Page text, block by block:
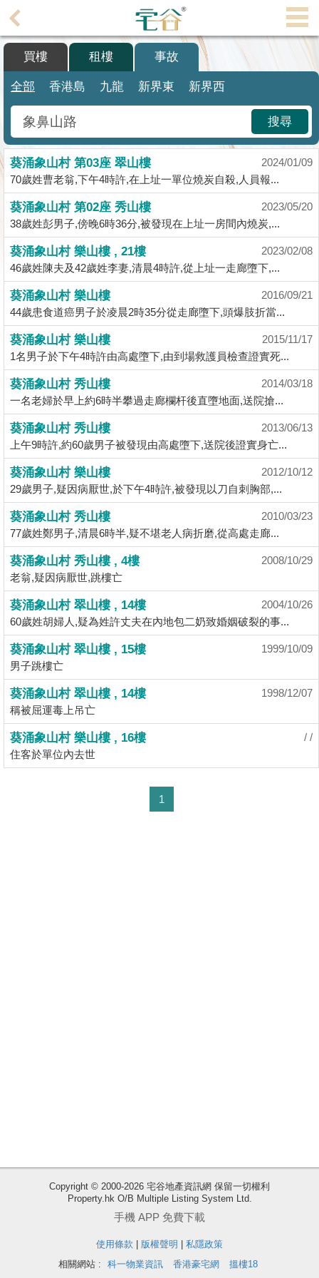
理
主
搵
樓/
成
交
業
主
放
盤
宅
谷
按
揭
地
產
博
客
地
產
新
聞
數
據
公
佈
置
業
手
冊
關
於
我
們
買樓 租樓 事故
全部 香港島 九龍 新界東 新界西
搜尋
葵涌象山村 第03座 翠山樓
2024/01/09
70歲姓曹老翁,下午4時許,在上址一單位燒炭自殺,人員報...
葵涌象山村 第02座 秀山樓
2023/05/20
38歲姓彭男子,傍晚6時36分,被發現在上址一房間內燒炭,...
葵涌象山村 樂山樓 , 21樓
2023/02/08
46歲姓陳夫及42歲姓李妻,清晨4時許,從上址一走廊墮下,...
葵涌象山村 樂山樓
2016/09/21
44歲患食道癌男子於凌晨2時35分從走廊墮下,頭爆肢折當...
葵涌象山村 樂山樓
2015/11/17
1名男子於下午4時許由高處墮下,由到場救護員檢查證實死...
葵涌象山村 秀山樓
2014/03/18
一名老婦於早上約6時半攀過走廊欄杆後直墮地面,送院搶...
葵涌象山村 秀山樓
2013/06/13
上午9時許,約60歲男子被發現由高處墮下,送院後證實身亡...
葵涌象山村 樂山樓
2012/10/12
29歲男子,疑因病厭世,於下午4時許,被發現以刀自刺胸部,...
葵涌象山村 秀山樓
2010/03/23
77歲姓鄭男子,清晨6時半,疑不堪老人病折磨,從高處走廊...
葵涌象山村 秀山樓 , 4樓
2008/10/29
老翁,疑因病厭世,跳樓亡
葵涌象山村 翠山樓 , 14樓
2004/10/26
60歲姓胡婦人,疑為姓許丈夫在內地包二奶致婚姻破裂的事...
葵涌象山村 翠山樓 , 15樓
1999/10/09
男子跳樓亡
葵涌象山村 翠山樓 , 14樓
1998/12/07
稱被屈運毒上吊亡
葵涌象山村 樂山樓 , 16樓
/ /
住客於單位內去世
1
Copyright © 2000-2026 宅谷地產資訊網 保留一切權利
Property.hk O/B Multiple Listing System Ltd.
手機 APP 免費下載
使用條款 版權聲明
私隱政策
相關網站 :
科一物業資訊 香港豪宅網 搵樓18